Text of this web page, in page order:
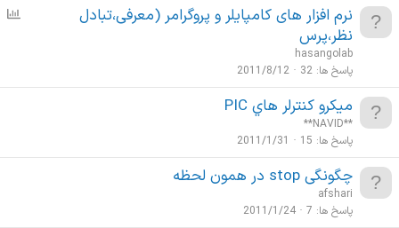
ن
ن
نرم افزار های کامپایلر و پروگرامر (معرفی،تبادل
نظر،پرس
hasangolab
پاسخ ها 32
2011/8/12
ميكرو كنترلر هاي PIC
**NAVID**
پاسخ ها 15
2011/1/31
چگونگی stop در همون لحظه
afshari
پاسخ ها 7
2011/1/24